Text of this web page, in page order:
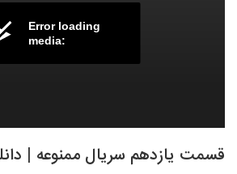
Error loading
media:
قسمت یازدهم سریال ممنوعه |